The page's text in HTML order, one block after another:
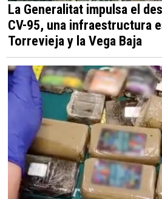
La Generalitat impulsa el
CV-95, una infraestructura
Torrevieja y la Vega Baja